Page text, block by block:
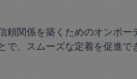
頼関係を築くためのオンボー
で、スムーズな定着を促進で